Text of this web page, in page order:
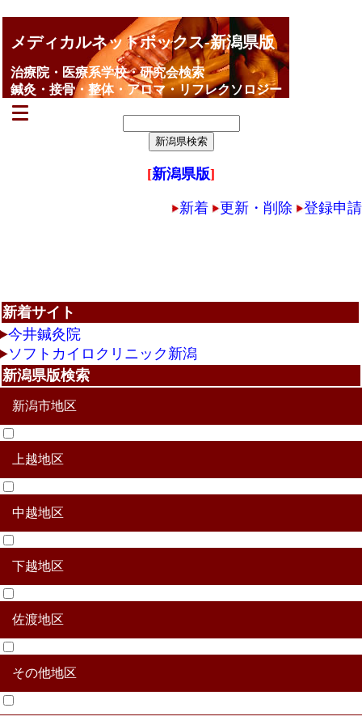
メディカルネットボックス-新潟県版
治療院・医療系学校・研究会検索
鍼灸・接骨・整体・アロマ・リフレクソロジー
[新潟県版]
新着 更新・削除 登録申請
新着サイト
今井鍼灸院
ソフトカイロクリニック新潟
新潟県版検索
新潟市地区
北区
東区
中央区
江南区
秋葉区
南区
西区
西蒲区
上越地区
上越市
糸魚川市
妙高市
中越地区
加茂市
三条市
長岡市
柏崎市
小千谷市
十日町
見附市
魚沼市
南魚沼市
南蒲原郡田上町
三島郡出雲崎町
北魚沼郡川口町
南魚沼郡湯沢町
中魚沼郡津南町
刈羽郡刈羽村
下越地区
新発田市
村上市
燕市
五泉市
阿賀野市
胎内市
北蒲原郡聖籠町
西蒲原郡弥彦村
東蒲原郡阿賀町
岩船群関川村
岩船群粟島浦村
佐渡地区
佐渡市
その他地区